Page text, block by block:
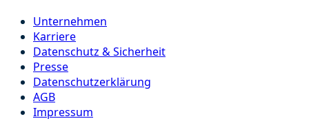
Unternehmen
Karriere
Datenschutz & Sicherheit
Presse
Datenschutzerklärung
AGB
Impressum